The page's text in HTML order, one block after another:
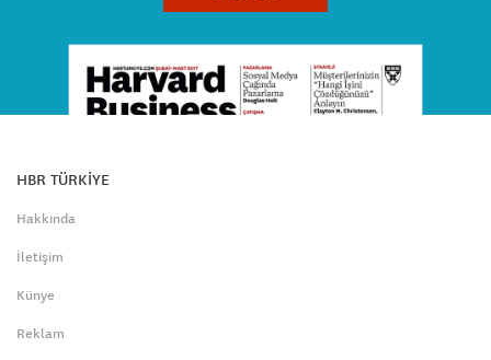
HBR TÜRKİYE
Hakkında
İletişim
Künye
Reklam